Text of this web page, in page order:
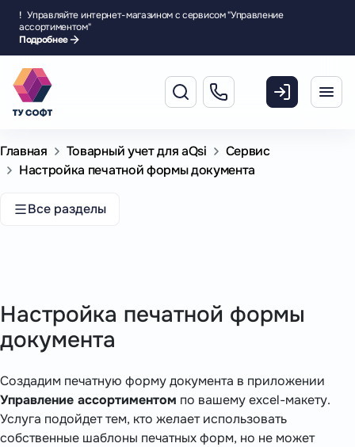
! Управляйте интернет-магазином с сервисом "Управление
ассортиментом"
Подробнее
Главная Товарный учет для aQsi
Сервис
Настройка печатной формы документа
Все разделы
Настройка печатной формы
документа
Создадим печатную форму документа в приложении
Управление ассортиментом по вашему excel-макету.
Услуга подойдет тем, кто желает использовать
собственные шаблоны печатных форм, но не может